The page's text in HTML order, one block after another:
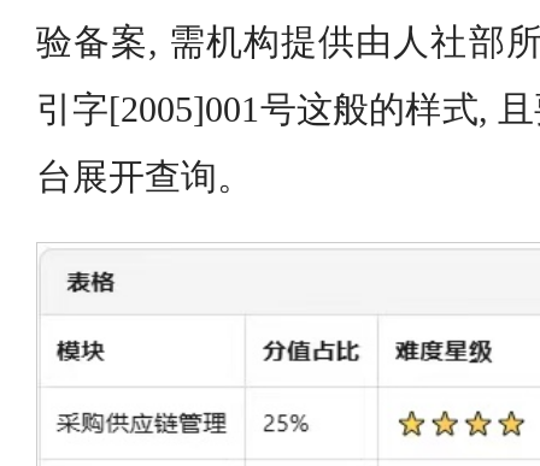
验备案, 需机构提供由人社部
引字[2005]001号这般的样式,
台展开查询。